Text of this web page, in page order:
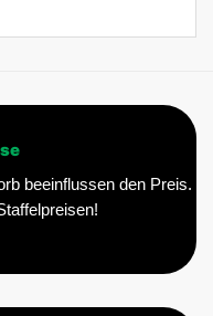
beeinflussen den Preis.